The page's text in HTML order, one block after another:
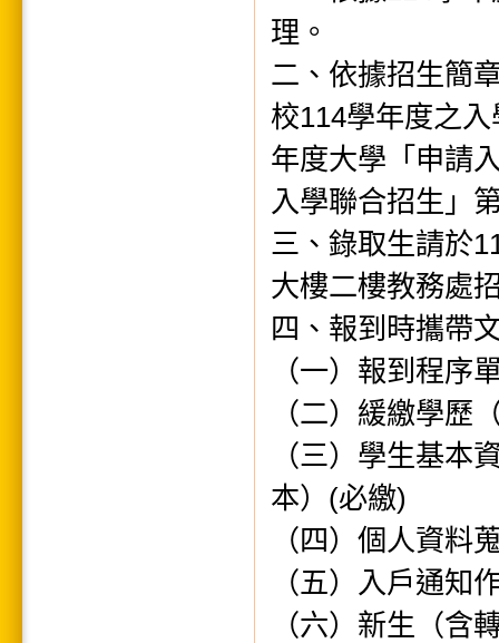
理。
二、依據招生簡
校114學年度之
年度大學「申請
入學聯合招生」
三、錄取生請於
大樓二樓教務處
四、報到時攜帶
（一）報到程序
（二）緩繳學歷
（三）學生基本
本）(必繳)
（四）個人資料
（五）入戶通知
（六）新生（含